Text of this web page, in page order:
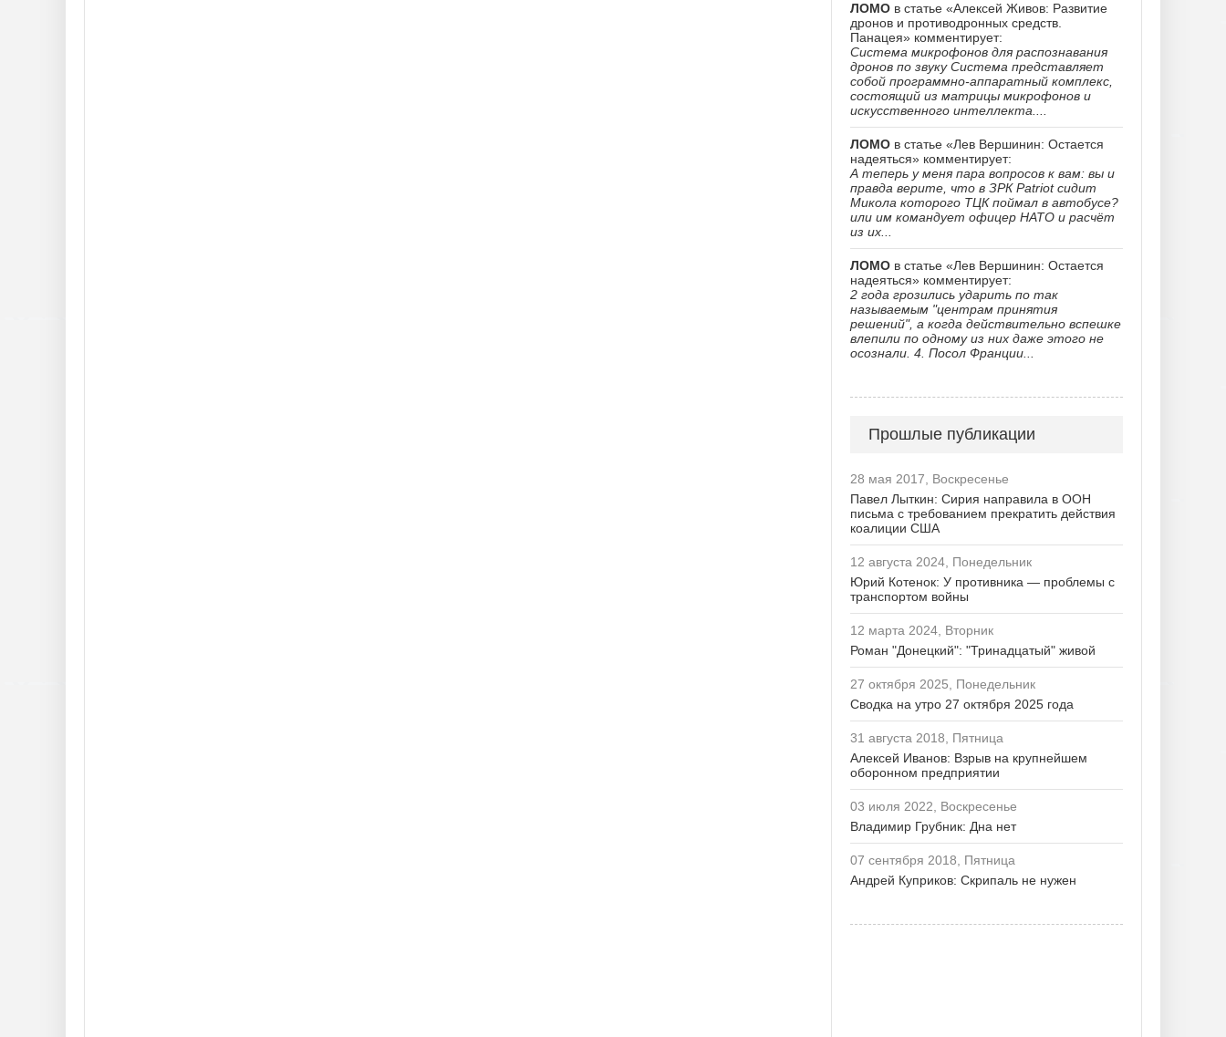
ЛОМО в статье «Алексей Живов: Развитие
дронов и противодронных средств.
Панацея» комментирует:
Система микрофонов для распознавания
дронов по звуку Система представляет
собой программно-аппаратный комплекс,
состоящий из матрицы микрофонов и
искусственного интеллекта....
ЛОМО в статье «Лев Вершинин: Остается
надеяться» комментирует:
А теперь у меня пара вопросов к вам: вы и
правда верите, что в ЗРК Patriot сидит
Микола которого ТЦК поймал в автобусе?
или им командует офицер НАТО и расчёт
из их...
ЛОМО в статье «Лев Вершинин: Остается
надеяться» комментирует:
2 года грозились ударить по так
называемым "центрам принятия
решений", а когда действительно вспешке
влепили по одному из них даже этого не
осознали. 4. Посол Франции...
Прошлые публикации
28 мая 2017, Воскресенье
Павел Лыткин: Сирия направила в ООН
письма с требованием прекратить действия
коалиции США
12 августа 2024, Понедельник
Юрий Котенок: У противника — проблемы с
транспортом войны
12 марта 2024, Вторник
Роман "Донецкий": "Тринадцатый" живой
27 октября 2025, Понедельник
Сводка на утро 27 октября 2025 года
31 августа 2018, Пятница
Алексей Иванов: Взрыв на крупнейшем
оборонном предприятии
03 июля 2022, Воскресенье
Владимир Грубник: Дна нет
07 сентября 2018, Пятница
Андрей Куприков: Скрипаль не нужен